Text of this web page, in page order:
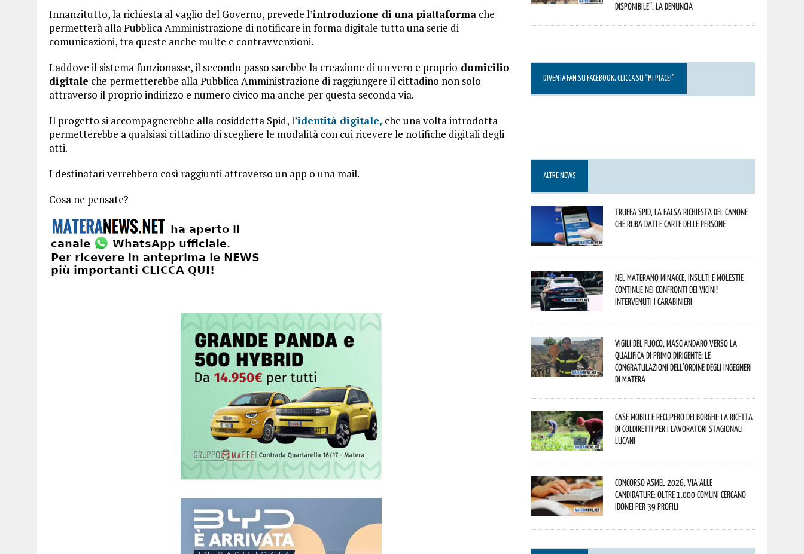
Innanzitutto, la richiesta al vaglio del Governo, prevede l’introduzione di una piattaforma che
permetterà alla Pubblica Amministrazione di notificare in forma digitale tutta una serie di
comunicazioni, tra queste anche multe e contravvenzioni.
Laddove il sistema funzionasse, il secondo passo sarebbe la creazione di un vero e proprio domicilio
digitale che permetterebbe alla Pubblica Amministrazione di raggiungere il cittadino non solo
attraverso il proprio indirizzo e numero civico ma anche per questa seconda via.
Il progetto si accompagnerebbe alla cosiddetta Spid, l’identità digitale, che una volta introdotta
permetterebbe a qualsiasi cittadino di scegliere le modalità con cui ricevere le notifiche digitali degli
atti.
I destinatari verrebbero così raggiunti attraverso un app o una mail.
Cosa ne pensate?
disponibile”. La denuncia
DIVENTA FAN SU FACEBOOK, CLICCA SU “MI PIACE!”
ALTRE NEWS
Truffa Spid, la falsa richiesta del canone
che ruba dati e carte delle persone
Nel materano minacce, insulti e molestie
continue nei confronti dei vicini!
Intervenuti i Carabinieri
Vigili del Fuoco, Masciandaro verso la
qualifica di Primo Dirigente: le
congratulazioni dell’Ordine degli Ingegneri
di Matera
Case mobili e recupero dei borghi: la ricetta
di Coldiretti per i lavoratori stagionali
lucani
Concorso Asmel 2026, via alle
candidature: oltre 1.000 Comuni cercano
idonei per 39 profili